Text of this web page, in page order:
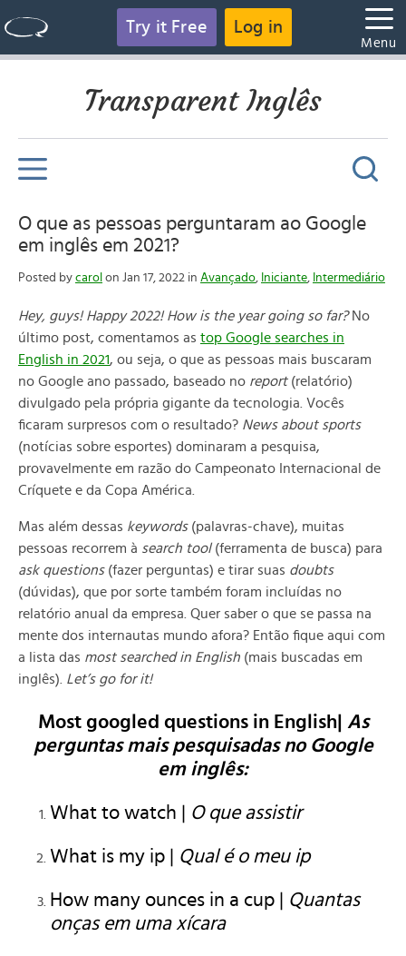
Try it Free Log in
Menu
Transparent Inglês
O que as pessoas perguntaram ao Google
em inglês em 2021?
Posted by carol on Jan 17, 2022 in Avançado, Iniciante, Intermediário
Hey, guys! Happy 2022! How is the year going so far?No
último post, comentamos as top Google searches in
English in 2021, ou seja, o que as pessoas mais buscaram
no Google ano passado, baseado no report(relatório)
divulgado pela própria gigante da tecnologia. Vocês
ficaram surpresos com o resultado? News about sports
(notícias sobre esportes) dominaram a pesquisa,
provavelmente em razão do Campeonato Internacional de
Críquete e da Copa América.
Mas além dessas keywords(palavras-chave), muitas
pessoas recorrem à search tool(ferramenta de busca) para
ask questions(fazer perguntas) e tirar suas doubts
(dúvidas), que por sorte também foram incluídas no
relatório anual da empresa. Quer saber o que se passa na
mente dos internautas mundo afora? Então fique aqui com
a lista das most searched in English (mais buscadas em
inglês). Let’s go for it!
Most googled questions in English| As
perguntas mais pesquisadas no Google
em inglês:
What to watch | O que assistir
What is my ip | Qual é o meu ip
How many ounces in a cup | Quantas
onças em uma xícara